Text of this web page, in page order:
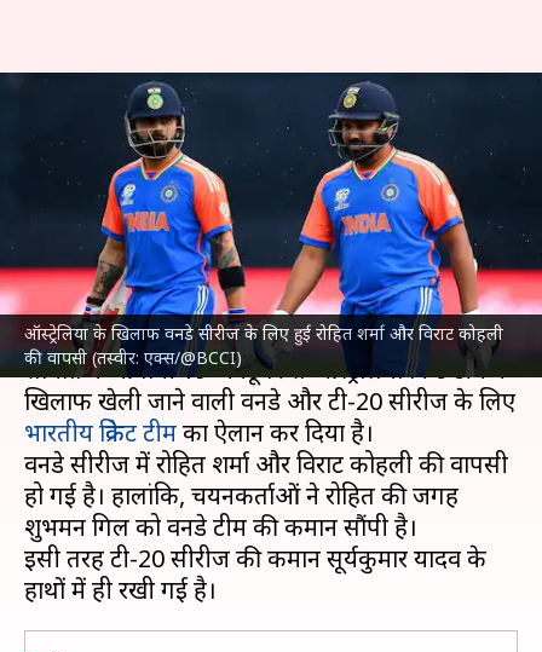
ऑस्ट्रेलिया के खिलाफ वनडे सीरीज के लिए हुई रोहित शर्मा और विराट कोहली
की वापसी (तस्वीर: एक्स/@BCCI)
ऑस्ट्रेलिया के खिलाफ वनडे और
टी-20 सीरीज के लिए भारतीय टीम
घोषित, गिल को मिली कप्तानी
भारत शर्मा Oct 04, 2025 02:49 pm
क्या है खबर?
भारतीय क्रिकेट कंट्रोल बोर्ड (BCCI) की सीनियर पुरुष चयन
समिति ने आगामी 19 अक्टूबर से ऑस्ट्रेलिया क्रिकेट टीम के
खिलाफ खेली जाने वाली वनडे और टी-20 सीरीज के लिए
भारतीय क्रिकेट टीमका ऐलान कर दिया है।
वनडे सीरीज में रोहित शर्मा और विराट कोहली की वापसी
हो गई है। हालांकि, चयनकर्ताओं ने रोहित की जगह
शुभमन गिल को वनडे टीम की कमान सौंपी है।
इसी तरह टी-20 सीरीज की कमान सूर्यकुमार यादव के